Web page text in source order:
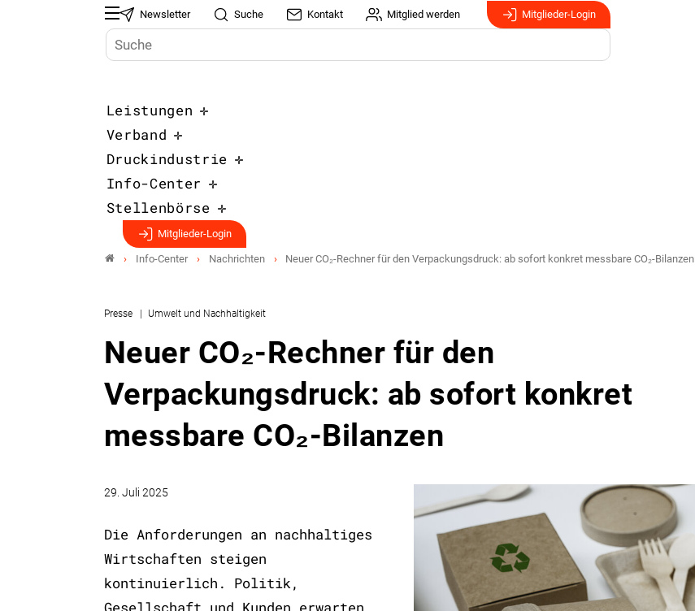
Newsletter Suche Kontakt Mitglied werden Mitglieder-Login
Leistungen
Verband
Druckindustrie
Info-Center
Stellenbörse
Mitglieder-Login
Info-Center Nachrichten Neuer CO₂-Rechner für den Verpackungsdruck: ab sofort konkret messbare CO₂-Bilanzen
Presse Umwelt und Nachhaltigkeit
Neuer CO₂-Rechner für den
Verpackungsdruck: ab sofort konkret
messbare CO₂-Bilanzen
29. Juli 2025
Die Anforderungen an nachhaltiges
Wirtschaften steigen
kontinuierlich. Politik,
Gesellschaft und Kunden erwarten